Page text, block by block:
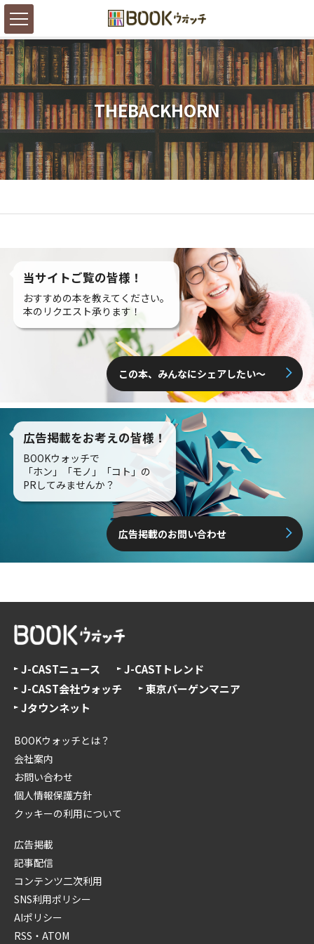
THEBACKHORN
当サイトご覧の皆様！
おすすめの本を教えてください。
本のリクエスト承ります！
この本、みんなにシェアしたい〜
広告掲載をお考えの皆様！
BOOKウォッチで
「ホン」「モノ」「コト」の
PRしてみませんか？
広告掲載のお問い合わせ
J-CASTニュース
J-CASTトレンド
J-CAST会社ウォッチ
東京バーゲンマニア
Jタウンネット
BOOKウォッチとは？
会社案内
お問い合わせ
個人情報保護方針
クッキーの利用について
広告掲載
記事配信
コンテンツ二次利用
SNS利用ポリシー
AIポリシー
RSS・ATOM